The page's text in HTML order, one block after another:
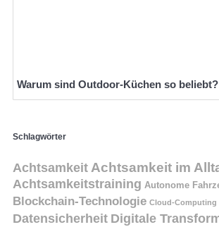
Warum sind Outdoor-Küchen so beliebt?
Schlagwörter
AchtsamkeitAchtsamkeit im
Achtsamkeitstraining Autonome
Blockchain-Technologie Cloud-Computing
Datensicherheit Digitale